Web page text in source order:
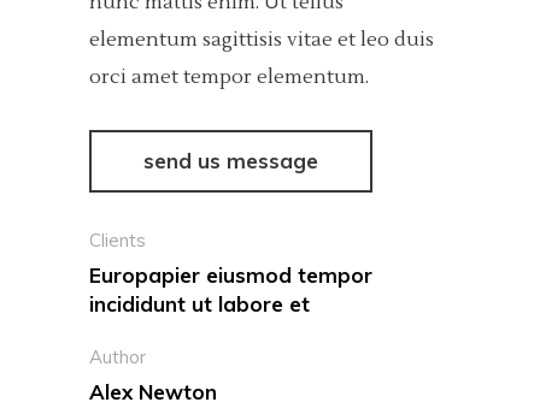
elementum sagittisis vitae et leo duis
orci amet tempor elementum.
send us message
Clients
Europapier eiusmod tempor
incididunt ut labore et
Author
Alex Newton